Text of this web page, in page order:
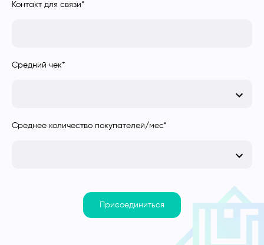
Контакт для связи*
Средний чек*
Среднее количество покупателей/мес*
Присоединиться